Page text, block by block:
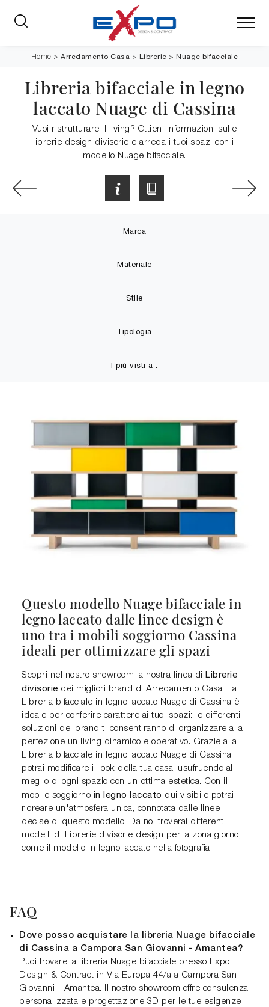
Home >Arredamento Casa > Librerie >Nuage bifacciale
Libreria bifacciale in legno
laccato Nuage di Cassina
Vuoi ristrutturare il living? Ottieni informazioni sulle
librerie design divisorie e arreda i tuoi spazi con il
modello Nuage bifacciale.
Marca
Materiale
Stile
Tipologia
I più visti a :
Questo modello Nuage bifacciale in
legno laccato dalle linee design è
uno tra i mobili soggiorno Cassina
ideali per ottimizzare gli spazi
Scopri nel nostro showroom la nostra linea di Librerie
divisorie dei migliori brand di Arredamento Casa. La
Libreria bifacciale in legno laccato Nuage di Cassina è
ideale per conferire carattere ai tuoi spazi: le differenti
soluzioni del brand ti consentiranno di organizzare alla
perfezione un living dinamico e operativo. Grazie alla
Libreria bifacciale in legno laccato Nuage di Cassina
potrai modificare il look della tua casa, usufruendo al
meglio di ogni spazio con un'ottima estetica. Con il
mobile soggiorno in legno laccato qui visibile potrai
ricreare un'atmosfera unica, connotata dalle linee
decise di questo modello. Da noi troverai differenti
modelli di Librerie divisorie design per la zona giorno,
come il modello in legno laccato nella fotografia.
FAQ
Dove posso acquistare la libreria Nuage bifacciale
di Cassina a Campora San Giovanni - Amantea?
Puoi trovare la libreria Nuage bifacciale presso Expo
Design & Contract in Via Europa 44/a a Campora San
Giovanni - Amantea. Il nostro showroom offre consulenza
personalizzata e progettazione 3D per le tue esigenze